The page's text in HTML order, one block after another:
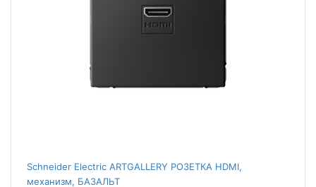
Schneider Electric ARTGALLERY РОЗЕТКА HDMI,
механизм, БАЗАЛЬТ